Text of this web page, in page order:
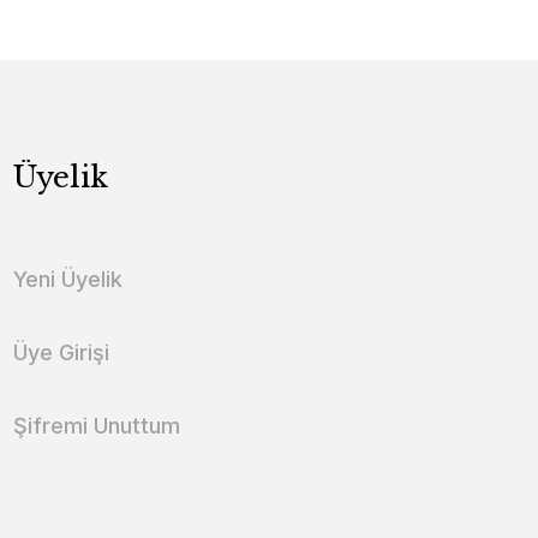
Üyelik
Yeni Üyelik
Üye Girişi
Şifremi Unuttum